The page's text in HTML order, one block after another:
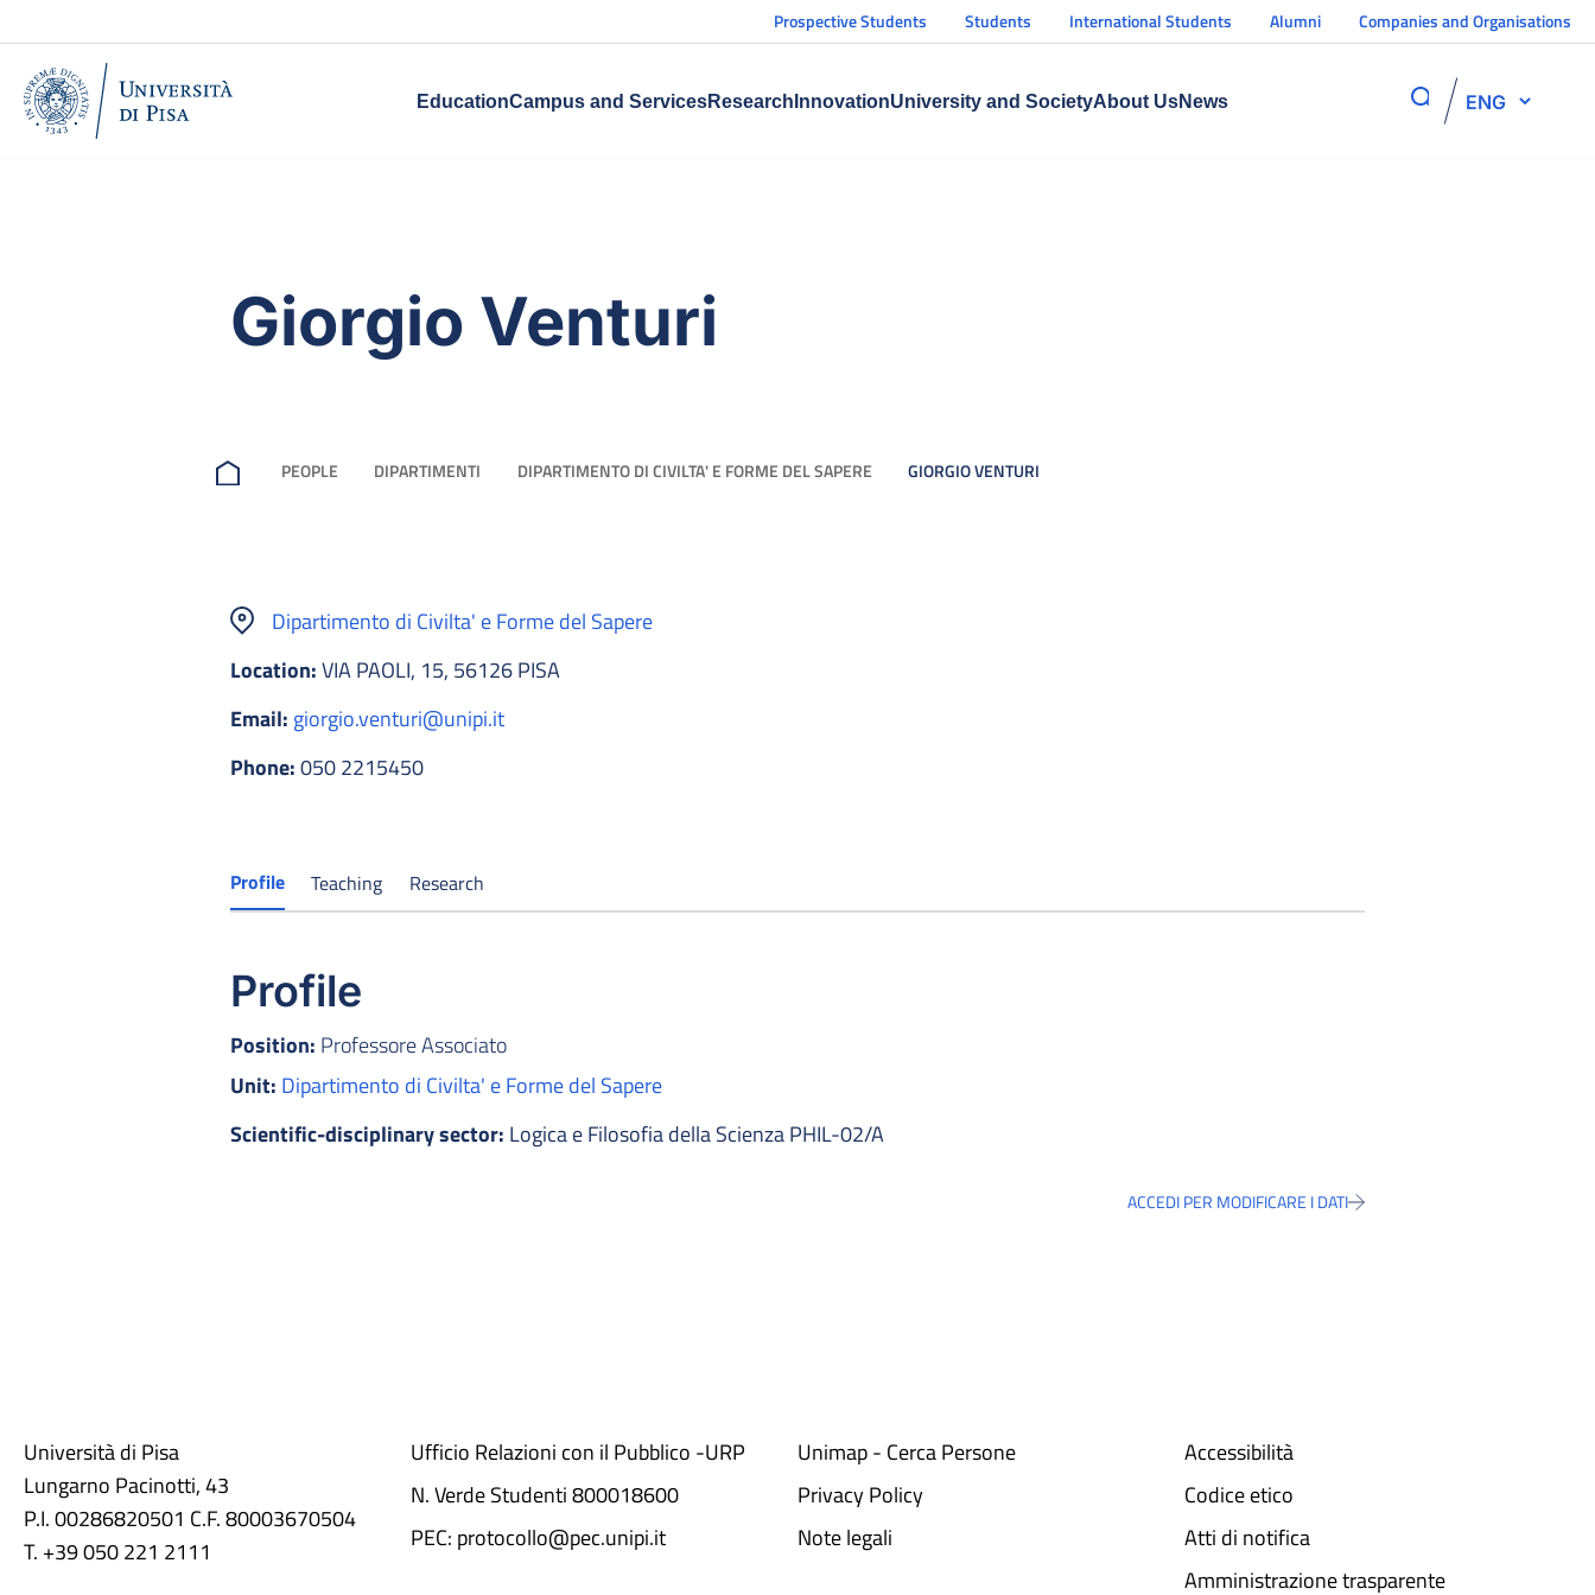
Prospective Students Students International Students Alumni Companies and Organisations
EducationCampus and ServicesResearch InnovationUniversity and SocietyAbout UsNews ENG
Giorgio Venturi
PEOPLE DIPARTIMENTI DIPARTIMENTO DI CIVILTA' E FORME DEL SAPERE GIORGIO VENTURI
Dipartimento di Civilta' e Forme del Sapere
Location:VIA PAOLI, 15, 56126 PISA
Email: giorgio.venturi@unipi.it
Phone:050 2215450
Profile Teaching Research
Profile
Position: Professore Associato
Unit: Dipartimento di Civilta' e Forme del Sapere
Scientific-disciplinary sector: Logica e Filosofia della Scienza PHIL-02/A
ACCEDI PER MODIFICARE I DATI
Università di Pisa
Lungarno Pacinotti, 43
P.I. 00286820501 C.F. 80003670504
T. +39 050 221 2111
Ufficio Relazioni con il Pubblico -URP
N. Verde Studenti 800018600​
PEC: protocollo@pec.unipi.it
Unimap - Cerca Persone
Privacy Policy
Note legali
Accessibilità
Codice etico
Atti di notifica
Amministrazione trasparente